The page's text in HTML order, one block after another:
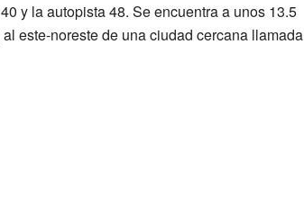
y la autopista 48. Se encuentra a unos 13.5
este-noreste de una ciudad cercana llamada